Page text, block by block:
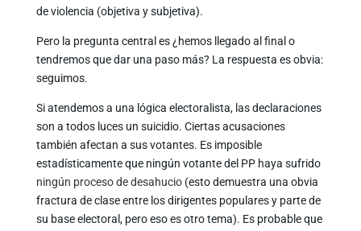
de violencia (objetiva y subjetiva).
Pero la pregunta central es ¿hemos llegado al final o
tendremos que dar una paso más? La respuesta es obvia:
seguimos.
Si atendemos a una lógica electoralista, las declaraciones
son a todos luces un suicidio. Ciertas acusaciones
también afectan a sus votantes. Es imposible
estadísticamente que ningún votante del PP haya sufrido
ningún proceso de desahucio(esto demuestra una obvia
fractura de clase entre los dirigentes populares y parte de
su base electoral, pero eso es otro tema). Es probable que